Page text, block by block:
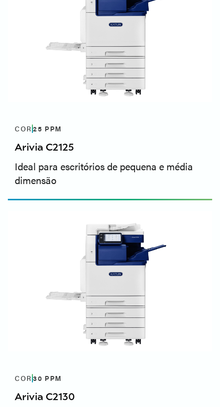
COR25 PPM
Arivia C2125
Ideal para escritórios de pequena e média
dimensão
COR30 PPM
Arivia C2130